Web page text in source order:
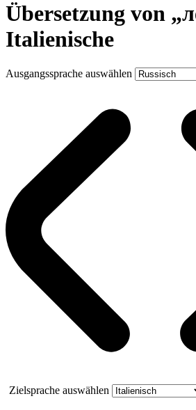
Übersetzung von
Italienische
Ausgangssprache auswählen
Zielsprache auswählen